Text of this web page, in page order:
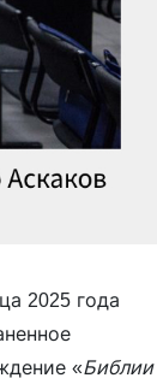
2025 года
«Библии